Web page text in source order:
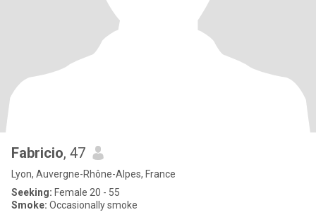
Fabricio, 47
Lyon, Auvergne-Rhône-Alpes, France
Seeking: Female 20 - 55
Smoke: Occasionally smoke